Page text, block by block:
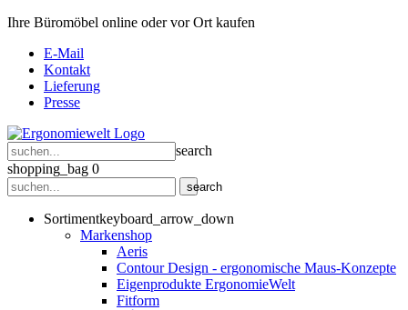
Ihre Büromöbel online oder vor Ort kaufen
E-Mail
Kontakt
Lieferung
Presse
search
shopping_bag 0
search
Sortimentkeyboard_arrow_down
Markenshop
Aeris
Contour Design - ergonomische Maus-Konzepte
Eigenprodukte ErgonomieWelt
Fitform